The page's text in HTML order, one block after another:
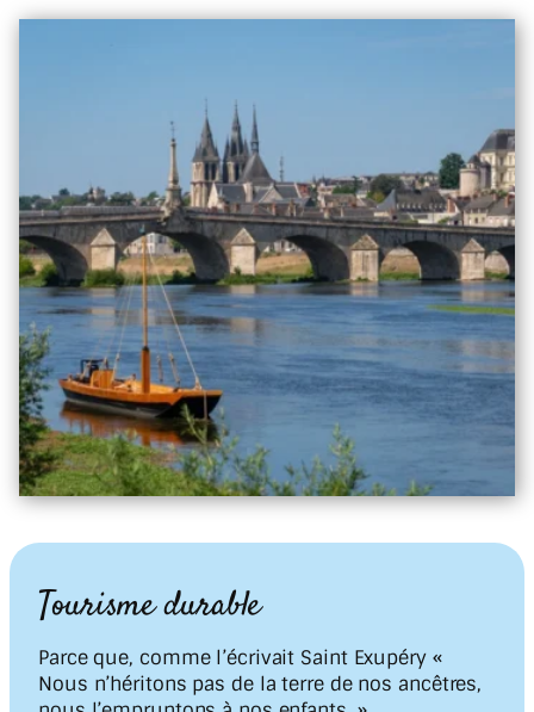
Tourisme durable
Parce que, comme l’écrivait Saint Exupéry «
Nous n’héritons pas de la terre de nos ancêtres,